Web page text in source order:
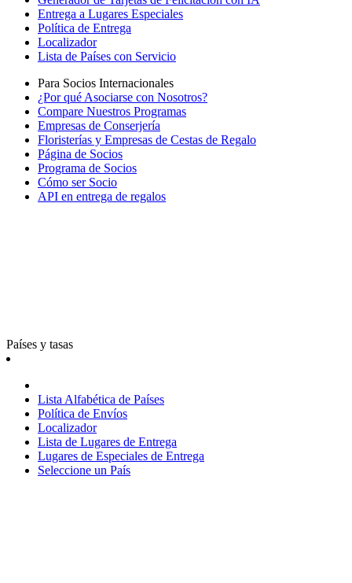
Entrega a Lugares Especiales
Política de Entrega
Localizador
Lista de Países con Servicio
Para Socios Internacionales
¿Por qué Asociarse con Nosotros?
Compare Nuestros Programas
Empresas de Conserjería
Floristerías y Empresas de Cestas de Regalo
Página de Socios
Programa de Socios
Cómo ser Socio
API en entrega de regalos
Países y tasas
Lista Alfabética de Países
Política de Envíos
Localizador
Lista de Lugares de Entrega
Lugares de Especiales de Entrega
Seleccione un País